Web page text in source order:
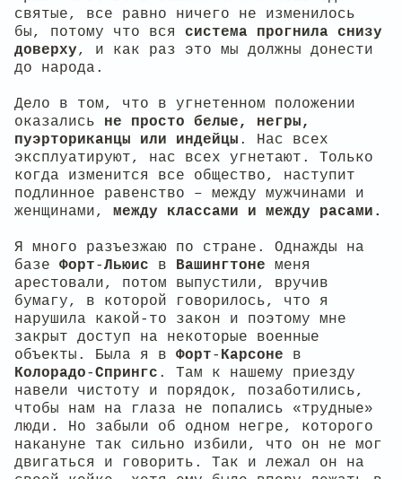
святые, все равно ничего не изменилось
бы, потому что вся система прогнила снизу
доверху, и как раз это мы должны донести
до народа.
Дело в том, что в угнетенном положении
оказались не просто белые, негры,
пуэрториканцы или индейцы . Нас всех
эксплуатируют, нас всех угнетают. Только
когда изменится все общество, наступит
подлинное равенство – между мужчинами и
женщинами, между классами и между расами.
Я много разъезжаю по стране. Однажды на
базе Форт-Льюис в Вашингтоне меня
арестовали, потом выпустили, вручив
бумагу, в которой говорилось, что я
нарушила какой-то закон и поэтому мне
закрыт доступ на некоторые военные
объекты. Была я в Форт- Карсоне в
Колорадо-Спрингс . Там к нашему приезду
навели чистоту и порядок, позаботились,
чтобы нам на глаза не попались «трудные»
люди. Но забыли об одном негре, которого
накануне так сильно избили, что он не мог
двигаться и говорить. Так и лежал он на